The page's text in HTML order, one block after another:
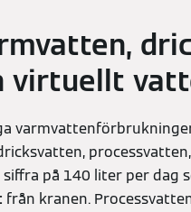
virtuellt
på 140 liter per dag
från kranen.